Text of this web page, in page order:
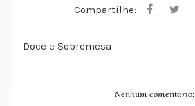
Compartilhe:
Doce e Sobremesa
Nenhum comentário: